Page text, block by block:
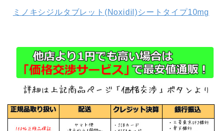
ミノキシジルタブレット(Noxidil)シートタイプ10mg